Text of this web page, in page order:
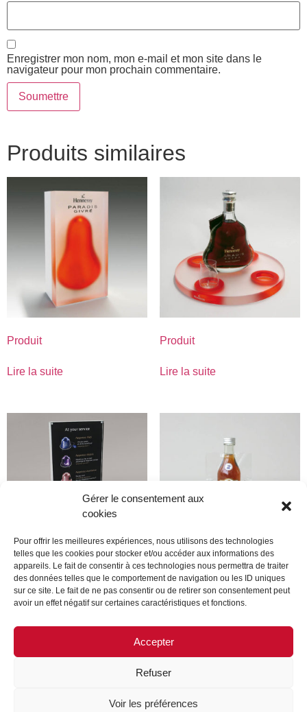
Gérer le consentement aux
cookies
Pour offrir les meilleures expériences, nous utilisons des technologies
telles que les cookies pour stocker et/ou accéder aux informations des
appareils. Le fait de consentir à ces technologies nous permettra de traiter
des données telles que le comportement de navigation ou les ID uniques
sur ce site. Le fait de ne pas consentir ou de retirer son consentement peut
avoir un effet négatif sur certaines caractéristiques et fonctions.
Accepter
Refuser
Voir les préférences
Enregistrer mon nom, mon e-mail et mon site dans le
navigateur pour mon prochain commentaire.
Produits similaires
Produit
Lire la suite
Produit
Lire la suite
Produit
Lire la suite
Produit
Lire la suite